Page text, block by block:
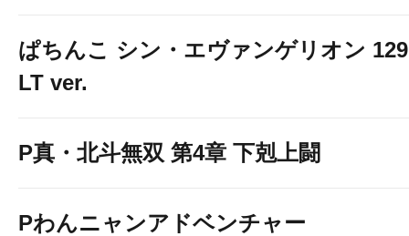
ぱちんこ シン・エヴァンゲリオン 129
LT ver.
P真・北斗無双 第4章 下剋上闘
Pわんニャンアドベンチャー